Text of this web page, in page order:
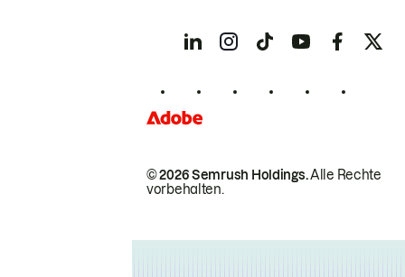
© 2026 Semrush Holdings.Alle Rechte
vorbehalten.